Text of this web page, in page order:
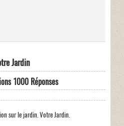
Jardin
1000 Réponses
sur le jardin. Votre Jardin.